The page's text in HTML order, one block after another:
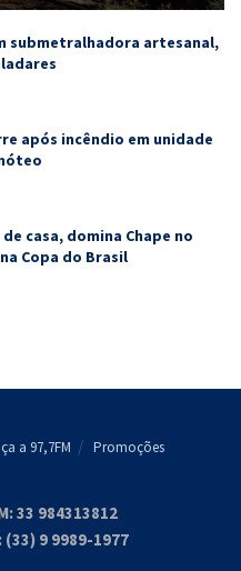
submetralhadora artesanal,
após incêndio em unidade
casa, domina Chape no
Copa do Brasil
a 97,7FM Promoções
33 984313812
9 9989-1977